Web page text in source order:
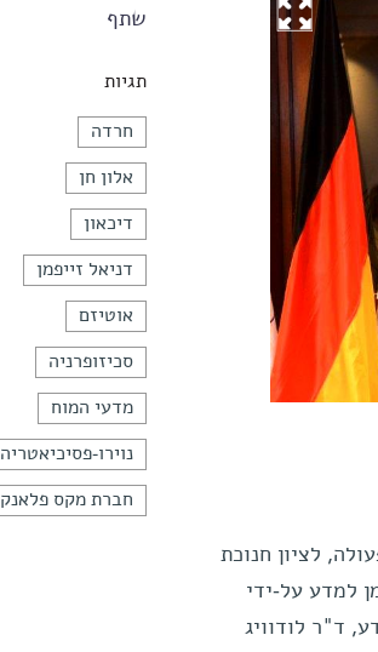
שתף
תגיות
חרדה
אלון חן
דיכאון
דניאל זייפמן
אוטיזם
סכיזופרניה
מדעי המוח
נוירו-פסיכיאטריה
חברת מקס פלאנק
על הסכם שיתוף פעולה, לציון חנוכת
למדע על-ידי
ד"ר לודוויג